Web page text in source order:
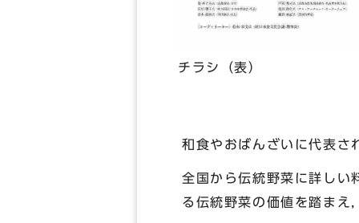
チラシ（表）
和食やおばんざいに代表さ
全国から伝統野菜に詳しい
る伝統野菜の価値を踏まえ